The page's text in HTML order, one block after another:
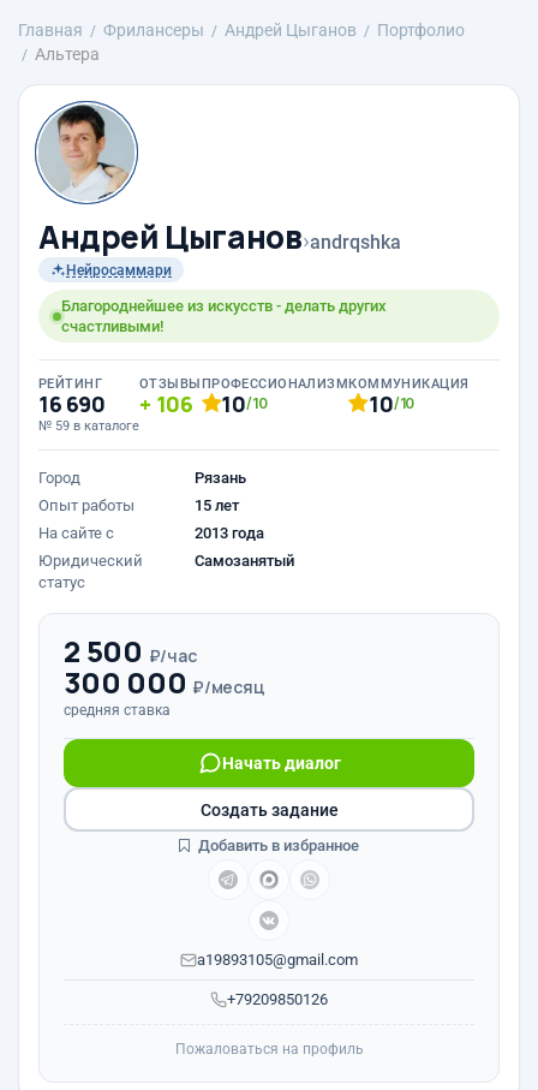
Главная Фрилансеры Андрей Цыганов
Портфолио
Альтера
Андрей Цыганов›andrqshka
Нейросаммари
Благороднейшее из искусств - делать других
счастливыми!
РЕЙТИНГ
16 690
№ 59 в каталоге
ОТЗЫВЫ
106
ПРОФЕССИОНАЛИЗМ
10/10
КОММУНИКАЦИЯ
10/10
Город
Рязань
Опыт работы
15 лет
На сайте с
2013 года
Юридический
статус
Самозанятый
2 500 ₽/час
300 000 ₽/месяц
средняя ставка
+79209850126
Начать диалог
a19893105@gmail.com
Создать задание
Добавить в избранное
Пожаловаться на профиль